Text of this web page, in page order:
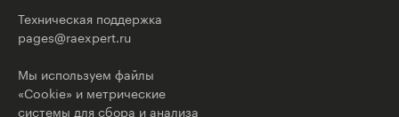
Техническая поддержка
pages@raexpert.ru
Мы используем файлы
«Cookie» и метрические
системы для сбора и анализа